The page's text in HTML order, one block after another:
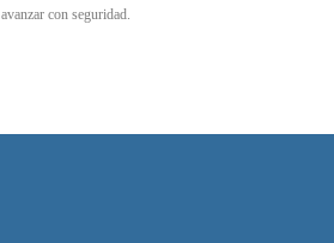
avanzar con seguridad.